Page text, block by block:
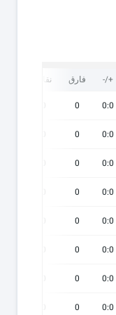
+/- فارق نقاط
0:0
0
0:0
0
0:0
0
0:0
0
0:0
0
0:0
0
0:0
0
0:0
0